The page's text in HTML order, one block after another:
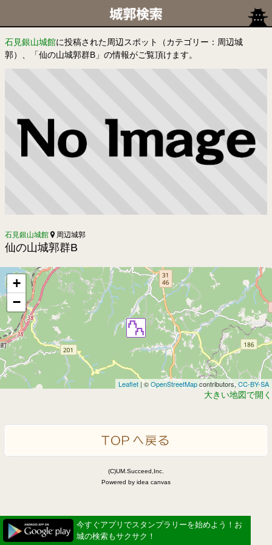
石見銀山城館に投稿された周辺スポット（カテゴリー：周辺城
郭）、「仙の山城郭群B」の情報がご覧頂けます。
石見銀山城館 周辺城郭
仙の山城郭群B
+
−
Leaflet | ©OpenStreetMapcontributors,CC-BY-SA
大きい地図で開く
(C)UM.Succeed,Inc.
Powered by idea canvas
今すぐアプリでスタンプラリーを始めよう！お
城の検索もサクサク！